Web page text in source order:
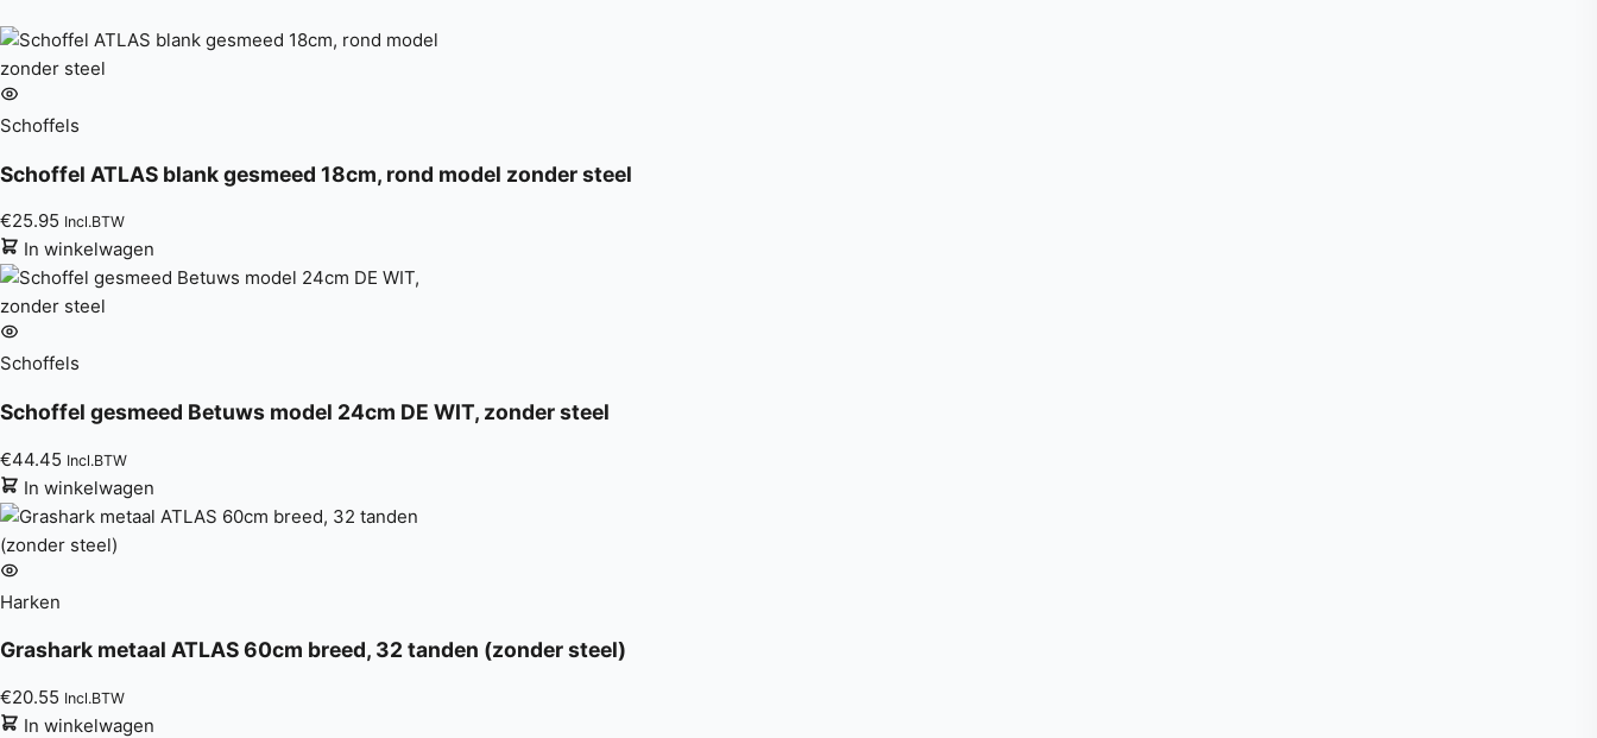
Schoffels
Schoffel ATLAS blank gesmeed 18cm, rond model zonder steel
€25.95 Incl.BTW
In winkelwagen
Schoffels
Schoffel gesmeed Betuws model 24cm DE WIT, zonder steel
€44.45 Incl.BTW
In winkelwagen
Harken
Grashark metaal ATLAS 60cm breed, 32 tanden (zonder steel)
€20.55 Incl.BTW
In winkelwagen